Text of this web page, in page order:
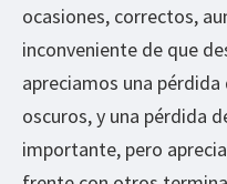
ocasiones, correctos,
inconveniente de que
apreciamos una
oscuros, y una pérdida
importante, pero